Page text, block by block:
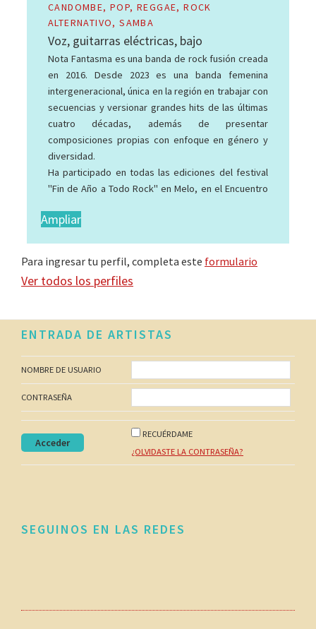
subiendo todas mis producciones artísticas. Co-
cree "LA OSTRA ASTRAL" Junto a Tamara Melgar,
dúo de comedia y música en el 2023 y seguimos
presentándonos en Canelones.
Y con LOS MERCENARIOS DEL AMOR, dúo cocreado
con Gonzalo Corrales hacemos performances de
música experimental teatro y poesía de nuestra
autoría
En el año 2000 inicié mis pasos en la Murga Joven
BIENDEBUTE y desde entonces he participado
como solista y corista en diversos proyectos
COCOA Y LOS FUNKYGROOVERS, CAFÉ EN LLAMAS,
LOS REYES DEL FRAGOR, LAS MELENAS COJUDAS,
EL BIRYCUNYAMBA CANDOMBE, MACACHÍN y LA
CHAPUZA.
CANDOMBE, POP, REGGAE, ROCK
ALTERNATIVO, SAMBA
Voz, guitarras eléctricas, bajo
Nota Fantasma es una banda de rock fusión creada
en 2016. Desde 2023 es una banda femenina
intergeneracional, única en la región en trabajar con
secuencias y versionar grandes hits de las últimas
cuatro décadas, además de presentar
composiciones propias con enfoque en género y
diversidad.
Ha participado en todas las ediciones del festival
"Fin de Año a Todo Rock" en Melo, en el Encuentro
sociales del INJU y marchas por la diversidad, el 8
con proyectos como las versiones y
composiciones para la campaña “Nunca Más a mi
En 2023 fue portada de un diario local y contratada
por el Gobierno de Treinta y Tres para diversos
en Lago Merín y el XVI Encuentro de Autos Clásicos
con público internacional.
Ampliar
Para ingresar tu perfil, completa este formulario
Ver todos los perfiles
Footer
ENTRADA DE ARTISTAS
NOMBRE DE USUARIO
CONTRASEÑA
RECUÉRDAME
¿OLVIDASTE LA CONTRASEÑA?
SEGUINOS EN LAS REDES